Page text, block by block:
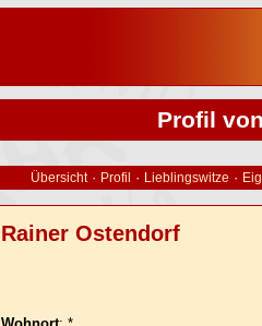
Profil
Übersicht · Profil · Lieblingswitze ·
Rainer Ostendorf